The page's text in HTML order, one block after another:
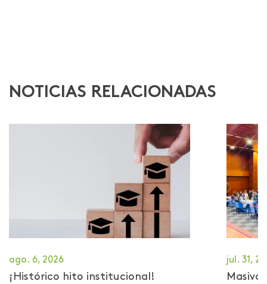
NOTICIAS RELACIONADAS
ago. 6, 2026
¡Histórico hito institucional!
jul. 31,